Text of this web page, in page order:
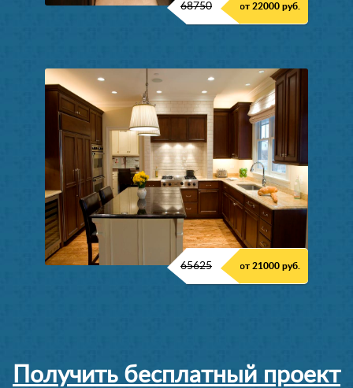
68750 от 22000 руб.
65625 от 21000 руб.
Получить бесплатный проект